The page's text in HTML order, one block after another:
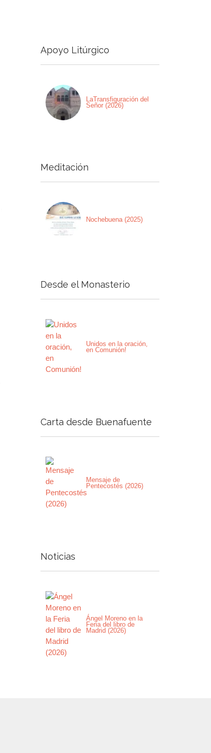
Apoyo Litúrgico
LaTransfiguración del
Señor (2026)
Meditación
Nochebuena (2025)
Desde el Monasterio
Unidos en la oración,
en Comunión!
Carta desde Buenafuente
Mensaje de
Pentecostés (2026)
Noticias
Ángel Moreno en la
Feria del libro de
Madrid (2026)